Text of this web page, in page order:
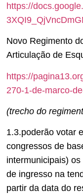
https://
Novo Regimento
Articulação de
https://
270-1-de-marco-
(trecho do
1.3.poderão votar
congressos de
intermunicipais)
de ingresso na
partir da data do